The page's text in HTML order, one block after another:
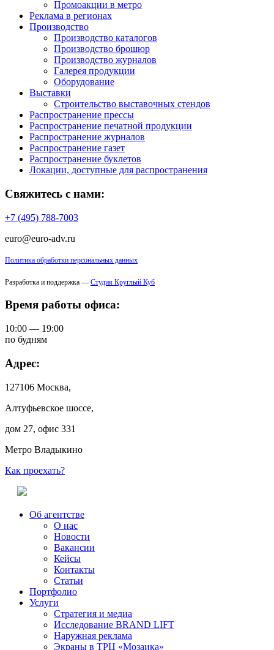
Промоакции в метро
Реклама в регионах
Производство
Производство каталогов
Производство брошюр
Производство журналов
Галерея продукции
Оборудование
Выставки
Строительство выставочных стендов
Распространение прессы
Распространение печатной продукции
Распространение журналов
Распространение газет
Распространение буклетов
Локации, доступные для распространения
Свяжитесь с нами:
+7 (495) 788-7003
euro@euro-adv.ru
Политика обработки персональных данных
Разработка и поддержка — Студия Круглый Куб
Время работы офиса:
10:00 — 19:00
по будням
Адрес:
127106 Москва,
Алтуфьевское шоссе,
дом 27, офис 331
Метро Владыкино
Как проехать?
Об агентстве
О нас
Новости
Вакансии
Кейсы
Контакты
Статьи
Портфолио
Услуги
Стратегия и медиа
Исследование BRAND LIFT
Наружная реклама
Экраны в ТРЦ «Мозаика»